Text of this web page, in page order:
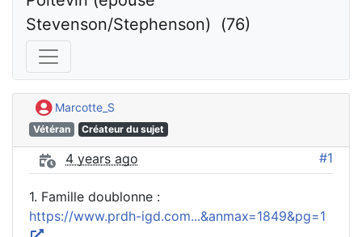
Stevenson/Stephenson)  (76)
Marcotte_S
Vétéran Créateur du sujet
4 years ago #1
1. Famille doublonne :
https://www.prdh-igd.com...&anmax=1849&pg=1